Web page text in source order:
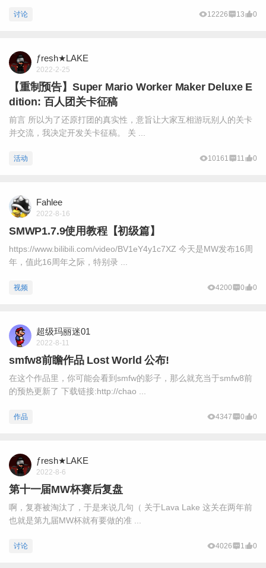
讨论 12226 13 0
ƒresh★LAKE
2022-2-25
【重制预告】Super Mario Worker Maker Deluxe E
dition: 百人团关卡征稿
前言 所以为了还原打团的真实性，意旨让大家互相游玩别人的关卡
并交流，我决定开发关卡征稿。 关 ...
活动 10161 11 0
Fahlee
2022-8-16
SMWP1.7.9使用教程【初级篇】
https://www.bilibili.com/video/BV1eY4y1c7XZ 今天是MW发布16周
年，值此16周年之际，特别录 ...
视频 4200 0 0
超级玛丽迷01
2022-8-11
smfw8前瞻作品 Lost World 公布!
在这个作品里，你可能会看到smfw的影子，那么就充当于smfw8前
的预热更新了 下载链接:http://chao ...
作品 4347 0 0
ƒresh★LAKE
2022-8-6
第十一届MW杯赛后复盘
啊，复赛被淘汰了，于是来说几句（ 关于Lava Lake 这关在两年前
也就是第九届MW杯就有要做的准 ...
讨论 4026 1 0